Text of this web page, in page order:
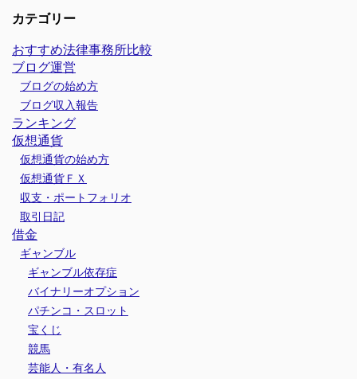
カテゴリー
おすすめ法律事務所比較
ブログ運営
ブログの始め方
ブログ収入報告
ランキング
仮想通貨
仮想通貨の始め方
仮想通貨ＦＸ
収支・ポートフォリオ
取引日記
借金
ギャンブル
ギャンブル依存症
バイナリーオプション
パチンコ・スロット
宝くじ
競馬
芸能人・有名人